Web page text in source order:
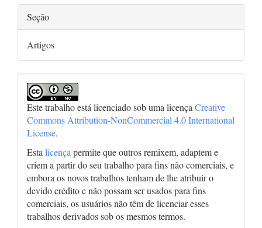
Seção
Artigos
Este trabalho está licenciado sob uma licença Creative
Commons Attribution-NonCommercial 4.0 International
License.
Esta licença permite que outros remixem, adaptem e
criem a partir do seu trabalho para fins não comerciais, e
embora os novos trabalhos tenham de lhe atribuir o
devido crédito e não possam ser usados para fins
comerciais, os usuários não têm de licenciar esses
trabalhos derivados sob os mesmos termos.